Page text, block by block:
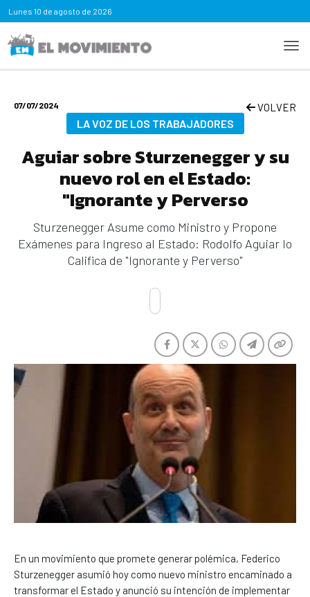
Lunes 10 de agosto de 2026
07/07/2024 VOLVER
LA VOZ DE LOS TRABAJADORES
Aguiar sobre Sturzenegger y su
nuevo rol en el Estado:
"Ignorante y Perverso
Sturzenegger Asume como Ministro y Propone
Exámenes para Ingreso al Estado: Rodolfo Aguiar lo
Califica de "Ignorante y Perverso"
En un movimiento que promete generar polémica, Federico
Sturzenegger asumió hoy como nuevo ministro encaminado a
transformar el Estado y anunció su intención de implementar